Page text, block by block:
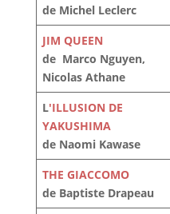
de Michel Leclerc
JIM QUEEN
de Marco Nguyen,
Nicolas Athane
L'ILLUSION DE
YAKUSHIMA
de Naomi Kawase
THE GIACCOMO
de Baptiste Drapeau